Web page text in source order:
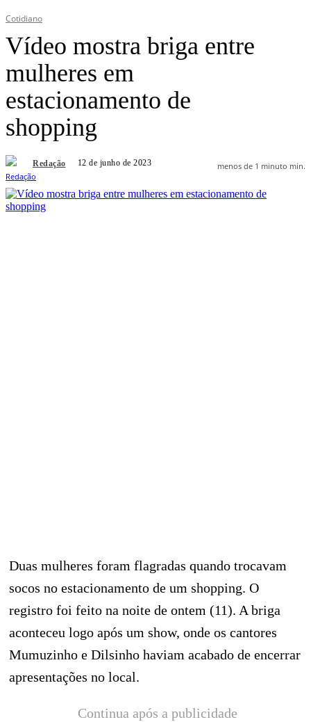
Cotidiano
Vídeo mostra briga entre
mulheres em
estacionamento de
shopping
Redação 12 de junho de 2023 menos de 1 minuto min.
Duas mulheres foram flagradas quando trocavam
socos no estacionamento de um shopping. O
registro foi feito na noite de ontem (11). A briga
aconteceu logo após um show, onde os cantores
Mumuzinho e Dilsinho haviam acabado de encerrar
apresentações no local.
Continua após a publicidade